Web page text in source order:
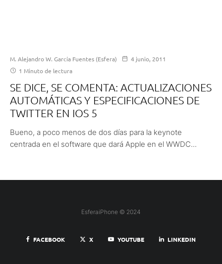
M. Alejandro W. García Fuentes (Esfera)
4 junio, 2011
1 Minuto de lectura
SE DICE, SE COMENTA: ACTUALIZACIONES
AUTOMÁTICAS Y ESPECIFICACIONES DE
TWITTER EN IOS 5
Bueno, a poco menos de dos días para la keynote
centrada en el software que dará Apple en el WWDC...
EsferaiPhone © 2024
FACEBOOK X YOUTUBE LINKEDIN